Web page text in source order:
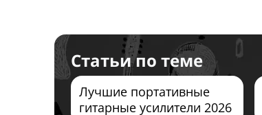
Статьи по теме
Лучшие портативные
гитарные усилители 2026